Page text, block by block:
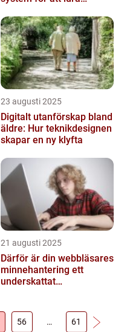
23 augusti 2025
Digitalt utanförskap bland
äldre: Hur teknikdesignen
skapar en ny klyfta
21 augusti 2025
Därför är din webbläsares
minnehantering ett
underskattat
56 … 61